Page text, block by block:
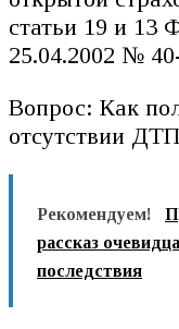
статьи 19 и 13
25.04.2002 №
Вопрос: Как
отсутствии
Рекомендуем!
рассказ
последствия